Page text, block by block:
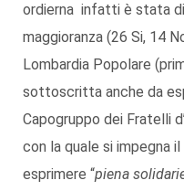
ordierna infatti è stata
maggioranza (26 Si, 14
Lombardia Popolare
sottoscritta anche da
Capogruppo dei Fratelli
con la quale si impegna
esprimere “piena